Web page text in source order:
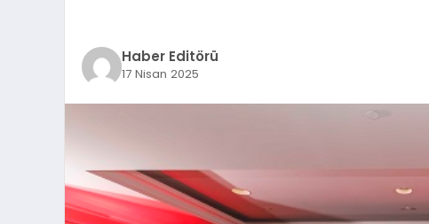
Haber Editörü
17 Nisan 2025